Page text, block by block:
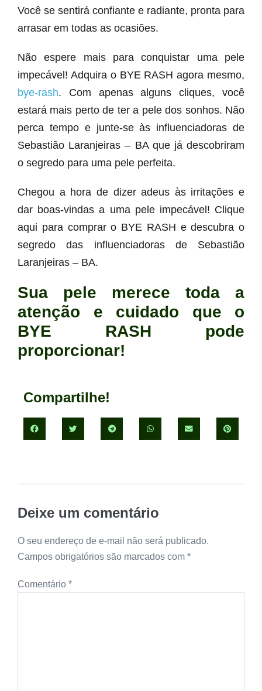
Você se sentirá confiante e radiante, pronta para
arrasar em todas as ocasiões.
Não espere mais para conquistar uma pele
impecável! Adquira o BYE RASH agora mesmo,
bye-rash. Com apenas alguns cliques, você
estará mais perto de ter a pele dos sonhos. Não
perca tempo e junte-se às influenciadoras de
Sebastião Laranjeiras – BA que já descobriram
o segredo para uma pele perfeita.
Chegou a hora de dizer adeus às irritações e
dar boas-vindas a uma pele impecável! Clique
aqui para comprar o BYE RASH e descubra o
segredo das influenciadoras de Sebastião
Laranjeiras – BA.
Sua pele merece toda a
atenção e cuidado que o
BYE RASH pode
proporcionar!
Compartilhe!
Deixe um comentário
O seu endereço de e-mail não será publicado.
Campos obrigatórios são marcados com *
Comentário *